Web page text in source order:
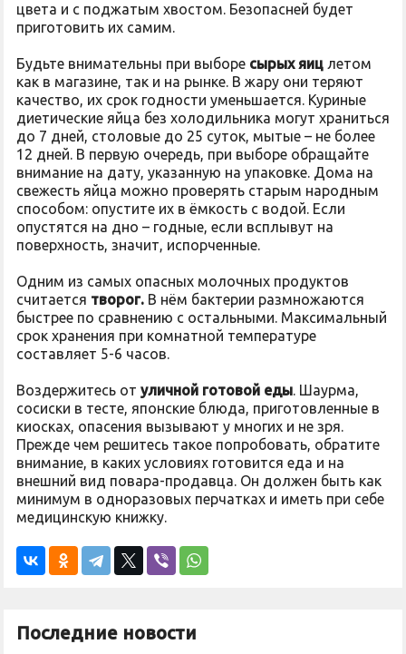
цвета и с поджатым хвостом. Безопасней будет
приготовить их самим.
Будьте внимательны при выборе сырых яиц летом
как в магазине, так и на рынке. В жару они теряют
качество, их срок годности уменьшается. Куриные
диетические яйца без холодильника могут храниться
до 7 дней, столовые до 25 суток, мытые – не более
12 дней. В первую очередь, при выборе обращайте
внимание на дату, указанную на упаковке. Дома на
свежесть яйца можно проверять старым народным
способом: опустите их в ёмкость с водой. Если
опустятся на дно – годные, если всплывут на
поверхность, значит, испорченные.
Одним из самых опасных молочных продуктов
считается творог. В нём бактерии размножаются
быстрее по сравнению с остальными. Максимальный
срок хранения при комнатной температуре
составляет 5-6 часов.
Воздержитесь от уличной готовой еды. Шаурма,
сосиски в тесте, японские блюда, приготовленные в
киосках, опасения вызывают у многих и не зря.
Прежде чем решитесь такое попробовать, обратите
внимание, в каких условиях готовится еда и на
внешний вид повара-продавца. Он должен быть как
минимум в одноразовых перчатках и иметь при себе
медицинскую книжку.
Последние новости